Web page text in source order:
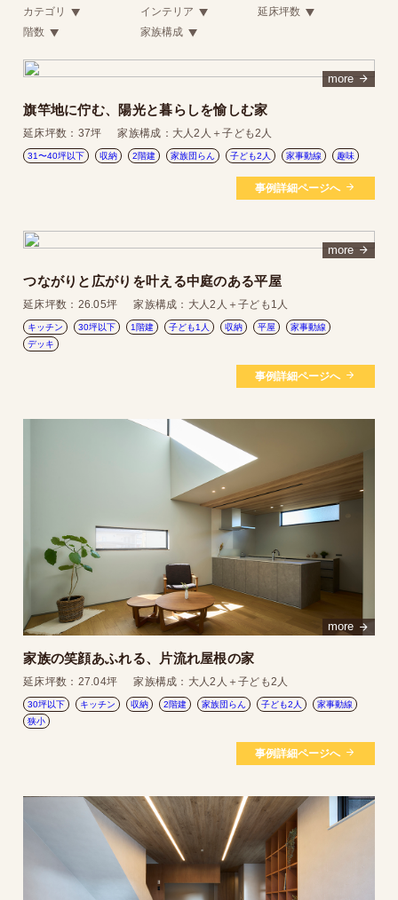
カテゴリ
インテリア
延床坪数
階数
家族構成
more
旗竿地に佇む、陽光と暮らしを愉しむ家
延床坪数： 37坪 家族構成： 大人2人＋子ども2人
31〜40坪以下 収納 2階建 家族団らん 子ども2人 家事動線 趣味
事例詳細ページへ
more
つながりと広がりを叶える中庭のある平屋
延床坪数： 26.05坪 家族構成： 大人2人＋子ども1人
キッチン 30坪以下 1階建 子ども1人 収納 平屋
家事動線
デッキ
事例詳細ページへ
more
家族の笑顔あふれる、片流れ屋根の家
延床坪数： 27.04坪 家族構成： 大人2人＋子ども2人
30坪以下 キッチン 収納 2階建 家族団らん 子ども2人
家事動線
狭小
事例詳細ページへ